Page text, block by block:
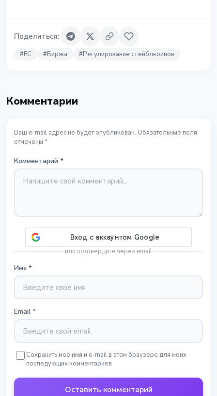
Поделиться:
#ЕС #Биржа #Регулирование стейблкоинов
Комментарии
Ваш e-mail адрес не будет опубликован. Обязательные поля
отмечены *
Комментарий *
или подтвердите через email
Имя *
Email *
Сохранить моё имя и e-mail в этом браузере для моих
последующих комментариев
Оставить комментарий